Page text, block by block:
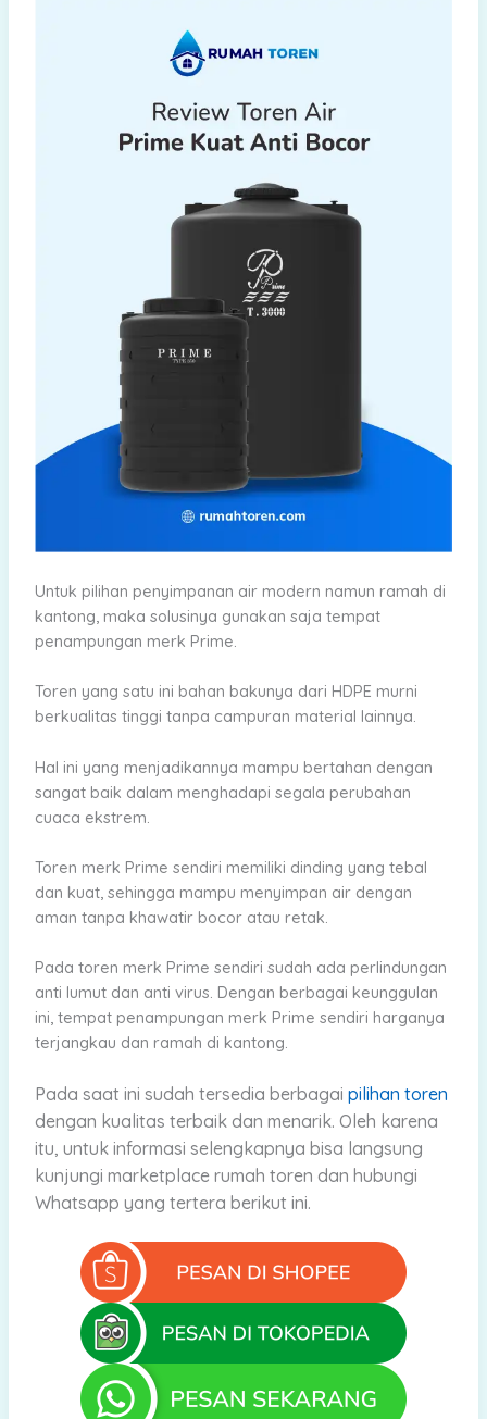
Untuk pilihan penyimpanan air modern namun ramah di
kantong, maka solusinya gunakan saja tempat
penampungan merk Prime.
Toren yang satu ini bahan bakunya dari HDPE murni
berkualitas tinggi tanpa campuran material lainnya.
Hal ini yang menjadikannya mampu bertahan dengan
sangat baik dalam menghadapi segala perubahan
cuaca ekstrem.
Toren merk Prime sendiri memiliki dinding yang tebal
dan kuat, sehingga mampu menyimpan air dengan
aman tanpa khawatir bocor atau retak.
Pada toren merk Prime sendiri sudah ada perlindungan
anti lumut dan anti virus. Dengan berbagai keunggulan
ini, tempat penampungan merk Prime sendiri harganya
terjangkau dan ramah di kantong.
Pada saat ini sudah tersedia berbagai pilihan toren
dengan kualitas terbaik dan menarik. Oleh karena
itu, untuk informasi selengkapnya bisa langsung
kunjungi marketplace rumah toren dan hubungi
Whatsapp yang tertera berikut ini.